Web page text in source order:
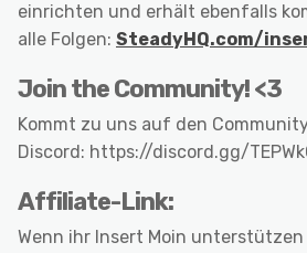
einrichten und erhält ebenfalls
alle Folgen: SteadyHQ.com/
Join the Community! <3
Kommt zu uns auf den
Discord: https://discord.gg/
Affiliate-Link:
Wenn ihr Insert Moin